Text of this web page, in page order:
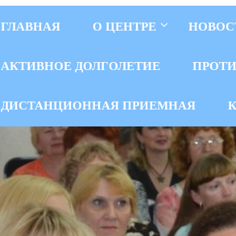
ГЛАВНАЯ О ЦЕНТРЕ
АКТИВНОЕ ДОЛГОЛЕТИЕ
ДИСТАНЦИОННАЯ ПРИЕМНАЯ